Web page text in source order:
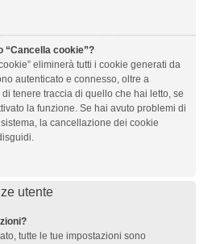
“Cancella cookie”?
eliminerà tutti i cookie generati da
autenticato e connesso, oltre a
tenere traccia di quello che hai letto, se
la funzione. Se hai avuto problemi di
la cancellazione dei cookie
utente
tutte le tue impostazioni sono